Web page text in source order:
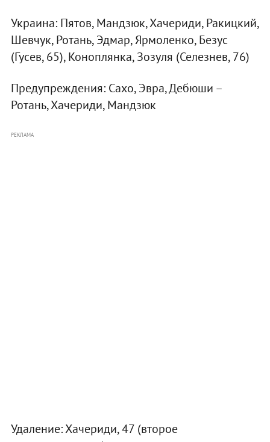
Украина: Пятов, Мандзюк, Хачериди, Ракицкий,
Шевчук, Ротань, Эдмар, Ярмоленко, Безус
(Гусев, 65), Коноплянка, Зозуля (Селезнев, 76)
Предупреждения: Сахо, Эвра, Дебюши –
Ротань, Хачериди, Мандзюк
РЕКЛАМА
Удаление: Хачериди, 47 (второе